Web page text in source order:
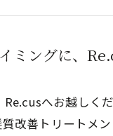
ミングに、
へお越しく
改善トリートメ